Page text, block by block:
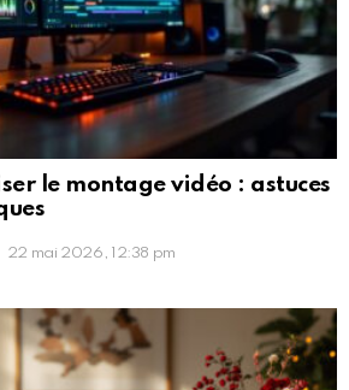
le montage vidéo : astuces
22 mai 2026, 12:38 pm